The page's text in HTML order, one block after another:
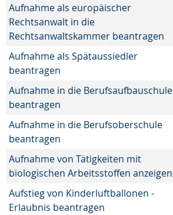
Aufnahme als europäischer
Rechtsanwalt in die
Rechtsanwaltskammer beantragen
Aufnahme als Spätaussiedler
beantragen
Aufnahme in die Berufsaufbauschule
beantragen
Aufnahme in die Berufsoberschule
beantragen
Aufnahme von Tätigkeiten mit
biologischen Arbeitsstoffen anzeigen
Aufstieg von Kinderluftballonen -
Erlaubnis beantragen